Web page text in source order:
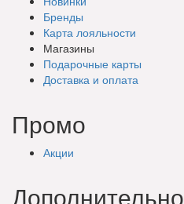
Бренды
Карта лояльности
Магазины
Подарочные карты
Доставка и оплата
Промо
Акции
Дополнительно